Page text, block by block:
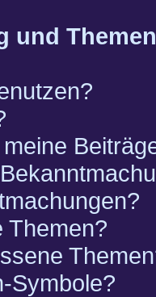
und
Themen?
Symbole?